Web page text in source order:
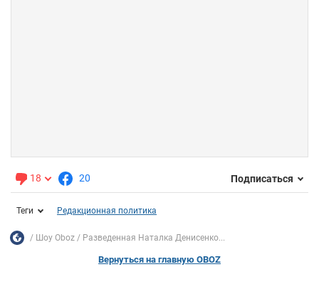
18 20 Подписаться
Теги Редакционная политика
Шоу Oboz Разведенная Наталка Денисенко...
Вернуться на главную OBOZ